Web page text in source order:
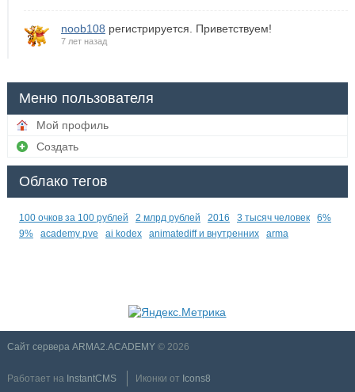
noob108 регистрируется. Приветствуем!
7 лет назад
Меню пользователя
Мой профиль
Создать
Облако тегов
100 очков за 100 рублей 2 млрд рублей 2016 3 тысяч человек
6%
9%
academy pve ai kodex animatediff и внутренних arma
Сайт сервера ARMA2.ACADEMY© 2026
Работает на InstantCMS Иконки от Icons8